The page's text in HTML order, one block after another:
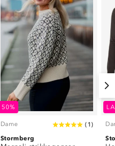
50%
Dame ( 1 )
Stormberg